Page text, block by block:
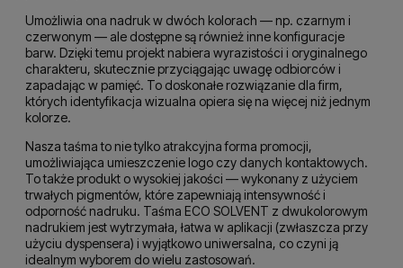
Umożliwia ona nadruk w dwóch kolorach — np. czarnym i
czerwonym — ale dostępne są również inne konfiguracje
barw. Dzięki temu projekt nabiera wyrazistości i oryginalnego
charakteru, skutecznie przyciągając uwagę odbiorców i
zapadając w pamięć. To doskonałe rozwiązanie dla firm,
których identyfikacja wizualna opiera się na więcej niż jednym
kolorze.
Nasza taśma to nie tylko atrakcyjna forma promocji,
umożliwiająca umieszczenie logo czy danych kontaktowych.
To także produkt o wysokiej jakości — wykonany z użyciem
trwałych pigmentów, które zapewniają intensywność i
odporność nadruku. Taśma ECO SOLVENT z dwukolorowym
nadrukiem jest wytrzymała, łatwa w aplikacji (zwłaszcza przy
użyciu dyspensera) i wyjątkowo uniwersalna, co czyni ją
idealnym wyborem do wielu zastosowań.